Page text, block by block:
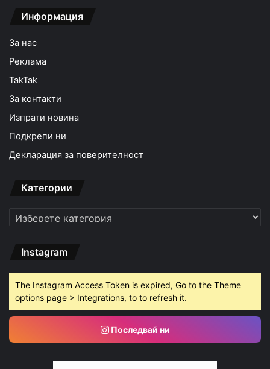
Информация
За нас
Реклама
TakTak
За контакти
Изпрати новина
Подкрепи ни
Декларация за поверителност
Категории
Категории
Instagram
The Instagram Access Token is expired, Go to the Theme
options page > Integrations, to to refresh it.
Последвай ни